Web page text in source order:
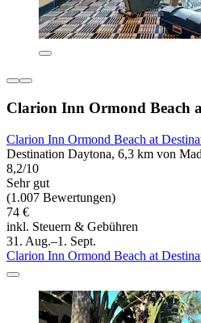
Clarion Inn Ormond Beach
Clarion Inn Ormond Beach at
Destination Daytona, 6,3 km von
8,2/10
Sehr gut
(1.007 Bewertungen)
74 €
inkl. Steuern & Gebühren
31. Aug.–1. Sept.
Clarion Inn Ormond Beach at